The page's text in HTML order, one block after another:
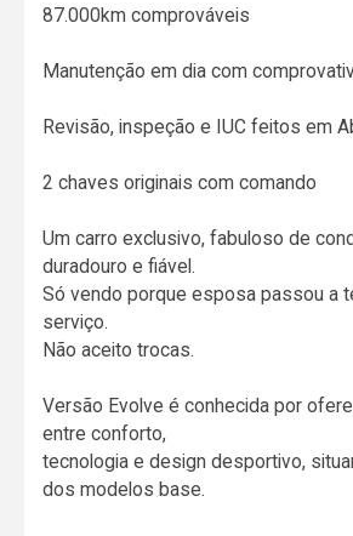
87.000km comprováveis
Manutenção em dia com
Revisão, inspeção e IUC feitos em
2 chaves originais com comando
Um carro exclusivo, fabuloso de
duradouro e fiável.
Só vendo porque esposa passou a
serviço.
Não aceito trocas.
Versão Evolve é conhecida por
entre conforto,
tecnologia e design desportivo,
dos modelos base.